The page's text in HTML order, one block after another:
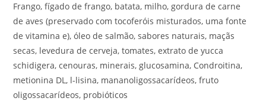
Frango, fígado de frango, batata, milho, gordura de carne
de aves (preservado com tocoferóis misturados, uma fonte
de vitamina e), óleo de salmão, sabores naturais, maçãs
secas, levedura de cerveja, tomates, extrato de yucca
schidigera, cenouras, minerais, glucosamina, Condroitina,
metionina DL, l-lisina, mananoligossacarídeos, fruto
oligossacarídeos, probióticos